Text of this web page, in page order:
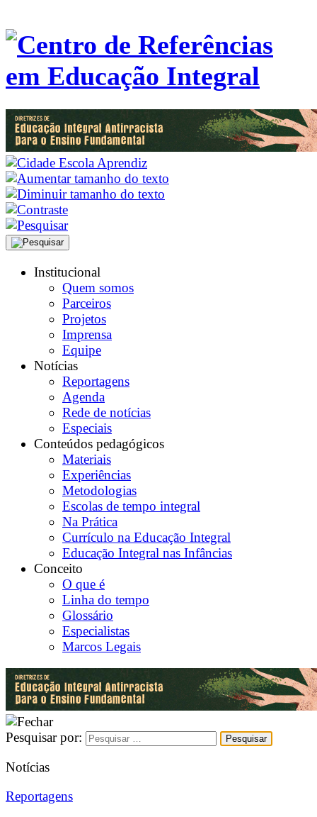
Institucional
Quem somos
Parceiros
Projetos
Imprensa
Equipe
Notícias
Reportagens
Agenda
Rede de notícias
Especiais
Conteúdos pedagógicos
Materiais
Experiências
Metodologias
Escolas de tempo integral
Na Prática
Currículo na Educação Integral
Educação Integral nas Infâncias
Conceito
O que é
Linha do tempo
Glossário
Especialistas
Marcos Legais
Pesquisar por:
Notícias
Reportagens